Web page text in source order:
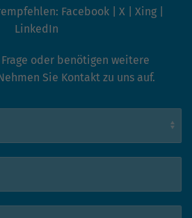
Facebook X Xing
LinkedIn
oder benötigen weitere
Sie Kontakt zu uns auf.